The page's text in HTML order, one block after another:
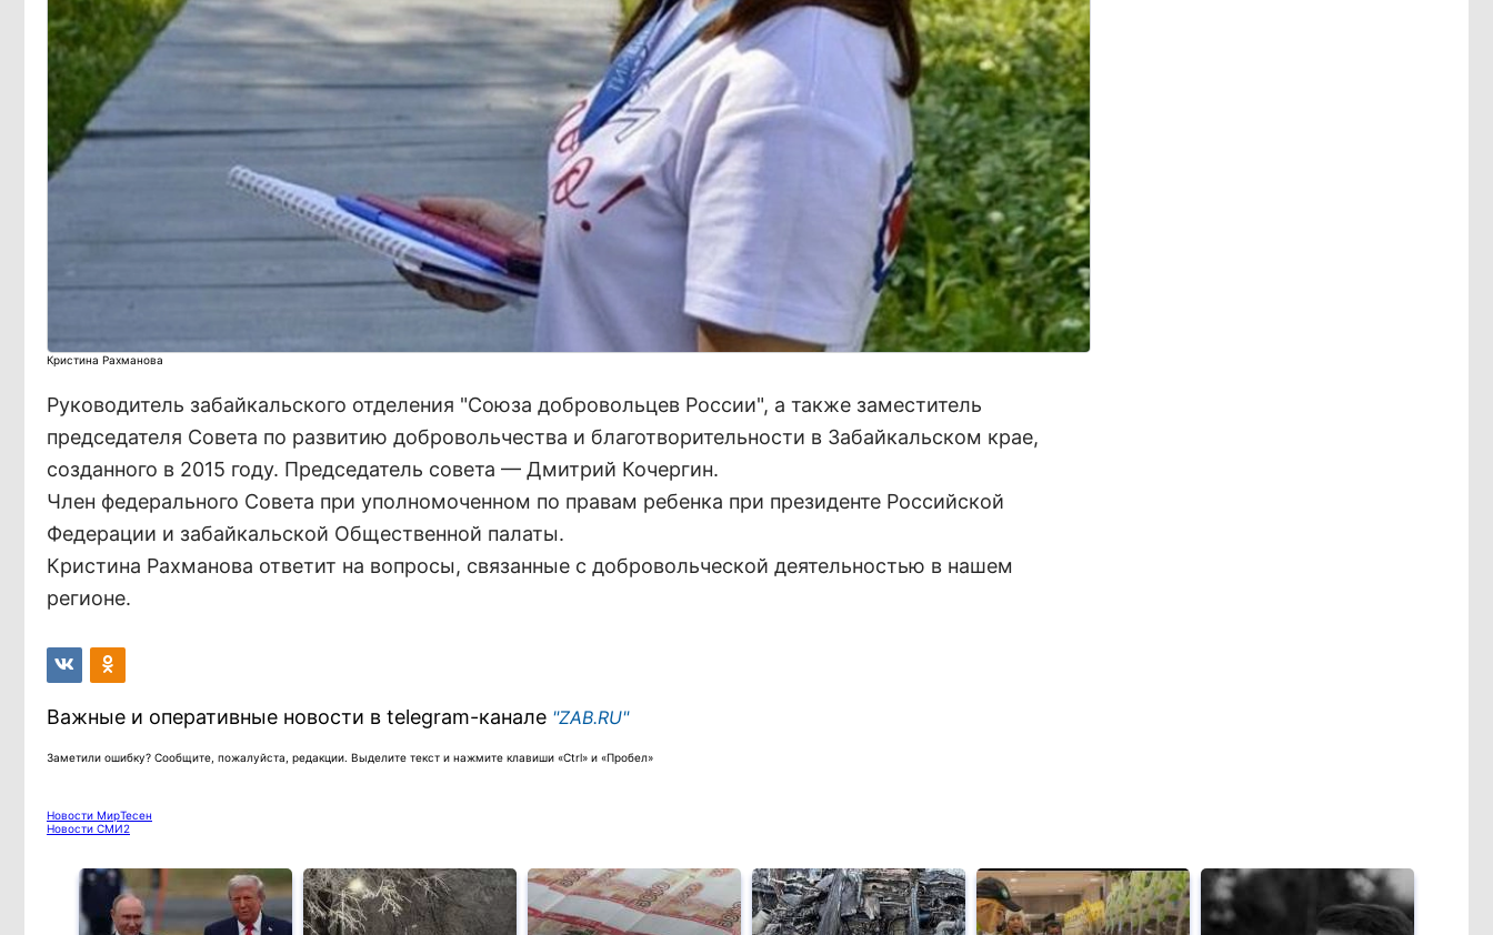
Кристина Рахманова
Руководитель забайкальского отделения "Союза добровольцев России", а также заместитель
председателя Совета по развитию добровольчества и благотворительности в Забайкальском крае,
созданного в 2015 году. Председатель совета — Дмитрий Кочергин.
Член федерального Совета при уполномоченном по правам ребенка при президенте Российской
Федерации и забайкальской Общественной палаты.
Кристина Рахманова ответит на вопросы, связанные с добровольческой деятельностью в нашем
регионе.
Важные и оперативные новости в telegram-канале "ZAB.RU"
Заметили ошибку? Сообщите, пожалуйста, редакции. Выделите текст и нажмите клавиши «Ctrl» и «Пробел»
Новости МирТесен
Новости СМИ2